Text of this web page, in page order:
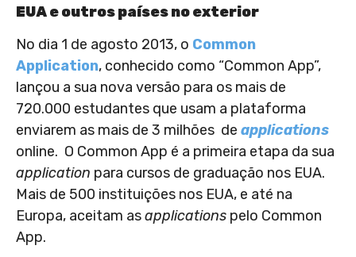
EUA e outros países no exterior
No dia 1 de agosto 2013, o Common
Application, conhecido como “Common App”,
lançou a sua nova versão para os mais de
720.000 estudantes que usam a plataforma
enviarem as mais de 3 milhões de applications
online. O Common App é a primeira etapa da sua
application para cursos de graduação nos EUA.
Mais de 500 instituições nos EUA, e até na
Europa, aceitam asapplications pelo Common
App.